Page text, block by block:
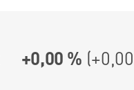
+0,00 % (+0,00